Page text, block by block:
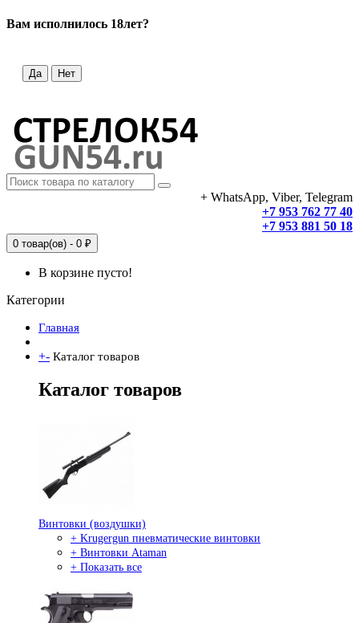
Вам исполнилось 18лет?
Да Нет
+ WhatsApp, Viber, Telegram
+7 953 762 77 40
+7 953 881 50 18
0 товар(ов) - 0 ₽
В корзине пусто!
Категории
Главная
+- Каталог товаров
Каталог товаров
Винтовки (воздушки)
+ Krugergun пневматические винтовки
+ Винтовки Ataman
+ Показать все